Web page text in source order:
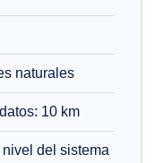
naturales
10 km
del sistema